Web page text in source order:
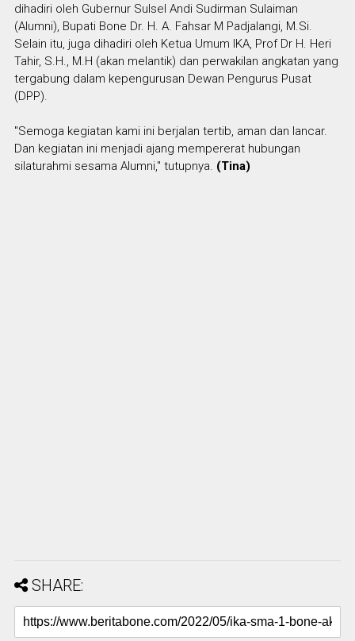
dihadiri oleh Gubernur Sulsel Andi Sudirman Sulaiman
(Alumni), Bupati Bone Dr. H. A. Fahsar M Padjalangi, M.Si.
Selain itu, juga dihadiri oleh Ketua Umum IKA, Prof Dr H. Heri
Tahir, S.H., M.H (akan melantik) dan perwakilan angkatan yang
tergabung dalam kepengurusan Dewan Pengurus Pusat
(DPP).
"Semoga kegiatan kami ini berjalan tertib, aman dan lancar.
Dan kegiatan ini menjadi ajang mempererat hubungan
silaturahmi sesama Alumni," tutupnya. (Tina)
SHARE: